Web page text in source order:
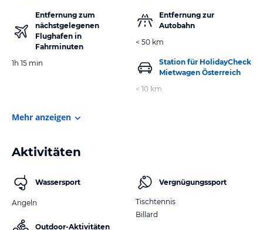
Entfernung zum
nächstgelegenen
Flughafen in
Fahrminuten
1h 15 min
Entfernung zur
Autobahn
< 50 km
Station für HolidayCheck
Mietwagen Österreich
< 10 km
Mehr anzeigen
Aktivitäten
Wassersport
Angeln
Outdoor-Aktivitäten
Vergnügungssport
Tischtennis
Billard